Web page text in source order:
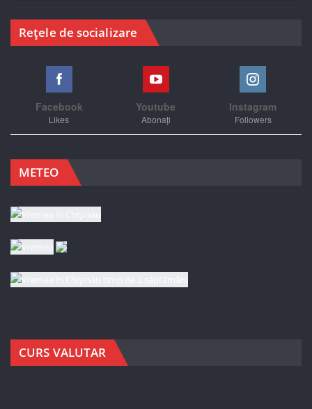
Rețele de socializare
Facebook
Likes
Youtube
Abonați
Instagram
Followers
METEO
CURS VALUTAR